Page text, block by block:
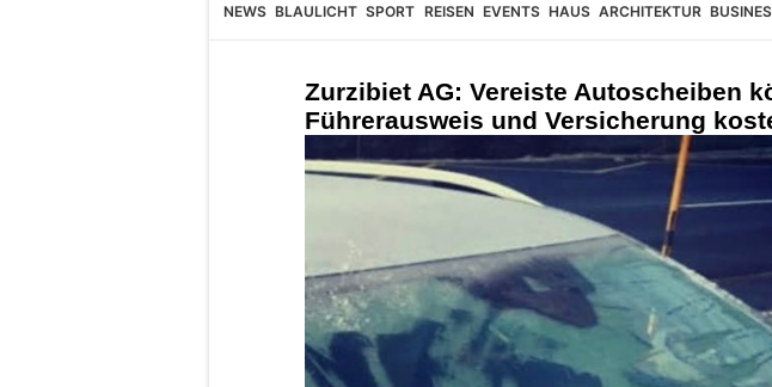
NEWS BLAULICHT SPORT REISEN EVENTS HAUS ARCHITEKTUR
Zurzibiet AG: Vereiste Autoscheiben
Führerausweis und Versicherung